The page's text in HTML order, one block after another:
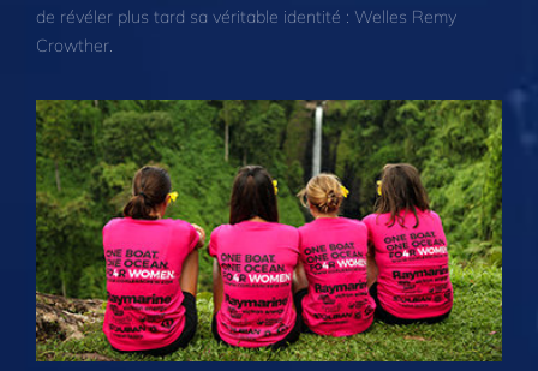
de révéler plus tard sa véritable identité : Welles Remy
Crowther.